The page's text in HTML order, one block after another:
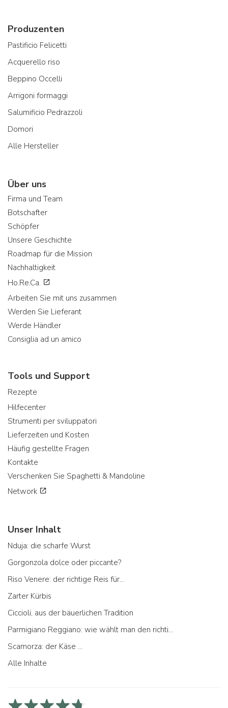
Produzenten
Pastificio Felicetti
Acquerello riso
Beppino Occelli
Arrigoni formaggi
Salumificio Pedrazzoli
Domori
Alle Hersteller
Über uns
Firma und Team
Botschafter
Schöpfer
Unsere Geschichte
Roadmap für die Mission
Nachhaltigkeit
Ho.Re.Ca.
Arbeiten Sie mit uns zusammen
Werden Sie Lieferant
Werde Händler
Consiglia ad un amico
Tools und Support
Rezepte
Hilfecenter
Strumenti per sviluppatori
Lieferzeiten und Kosten
Häufig gestellte Fragen
Kontakte
Verschenken Sie Spaghetti & Mandoline
Network
Unser Inhalt
Nduja: die scharfe Wurst
Gorgonzola dolce oder piccante?
Riso Venere: der richtige Reis für...
Zarter Kürbis
Ciccioli, aus der bäuerlichen Tradition
Parmigiano Reggiano: wie wählt man den richtigen aus
Scamorza: der Käse ...
Alle Inhalte